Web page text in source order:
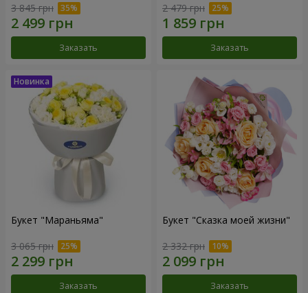
3 845 грн
Заказать
2 479 грн
Заказать
Букет "Мараньяма"
3 065 грн
Заказать
Букет "Сказка моей жизни"
2 332 грн
Заказать